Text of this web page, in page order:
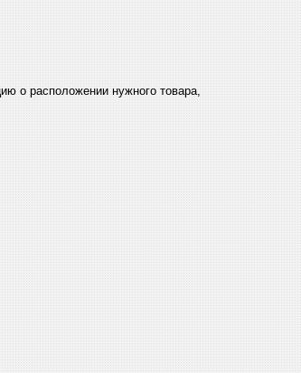
о расположении нужного товара,